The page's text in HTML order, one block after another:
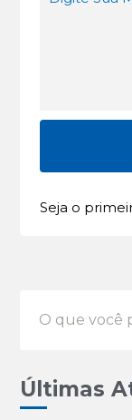
Seja o
Últimas